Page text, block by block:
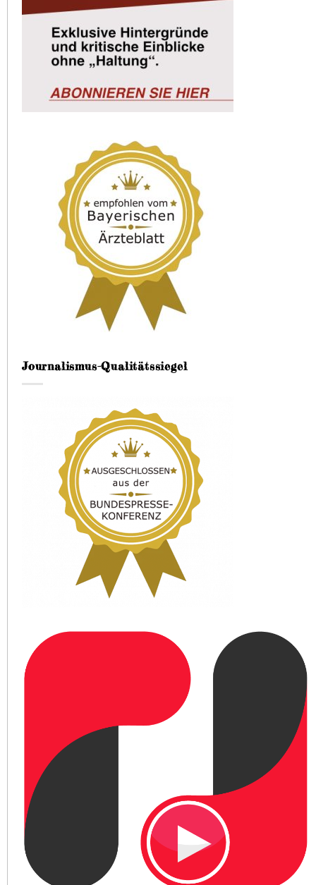
Journalismus-Qualitätssiegel